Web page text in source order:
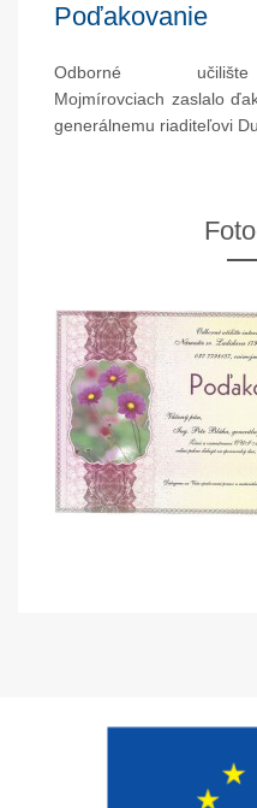
Poďakovanie
Odborné
Mojmírovciach zaslalo
generálnemu riaditeľovi